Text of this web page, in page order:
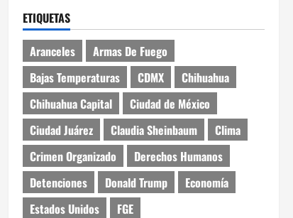
ETIQUETAS
Aranceles
Armas De Fuego
Bajas Temperaturas
CDMX
Chihuahua
Chihuahua Capital
Ciudad de México
Ciudad Juárez
Claudia Sheinbaum
Clima
Crimen Organizado
Derechos Humanos
Detenciones
Donald Trump
Economía
Estados Unidos
FGE